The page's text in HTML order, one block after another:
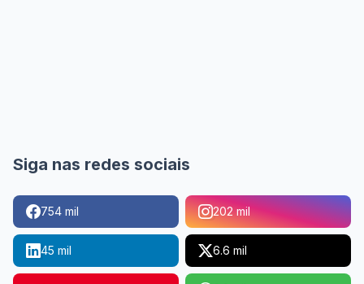
Siga nas redes sociais
754 mil 202 mil
45 mil 6.6 mil